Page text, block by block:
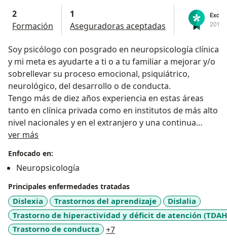
2
Formación
1
Aseguradoras aceptadas
Soy psicólogo con posgrado en neuropsicología clínica
y mi meta es ayudarte a ti o a tu familiar a mejorar y/o
sobrellevar su proceso emocional, psiquiátrico,
neurológico, del desarrollo o de conducta.
Tengo más de diez años experiencia en estas áreas
tanto en clínica privada como en institutos de más alto
nivel nacionales y en el extranjero y una continua
actualización científica con la finalidad de siempre
Me especializo en rehabilitación neuropsicológica que
estudia los procesos cognitivos o mentales como
lenguaje, atención, memoria, lectura, escritura, calculo
y cómo se relacionan y funcionan en el cerebro, por lo
que estoy capacitado para trabajarlas y/o corregirlas
durante el desarrollo en la infancia, por perdida
(golpes en la cabeza, accidentes cerebrovasculares
ver más
Enfocado en:
Neuropsicología
Principales enfermedades tratadas
Dislexia Trastornos del aprendizaje
Dislalia
Trastorno de hiperactividad y déficit de atención
Trastorno de conducta
+7a11y_sr_more_diseases